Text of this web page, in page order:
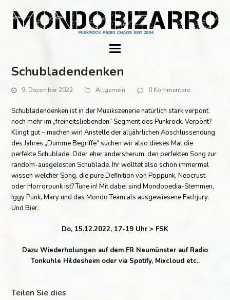
Schubladendenken
9. Dezember 2022 Allgemein 0 Kommentare
Schubladendenken ist in der Musikszenerie natürlich stark verpönt,
noch mehr im „freiheitsliebenden“ Segment des Punkrock. Verpönt?
Klingt gut – machen wir! Anstelle der alljährlichen Abschlussendung
des Jahres „Dumme Begriffe“ suchen wir also dieses Mal die
perfekte Schublade. Oder eher andersherum, den perfekten Song zur
random-ausgelosten Schublade. Ihr wolltet also schon immermal
wissen welcher Song, die pure Definition von Poppunk, Neocrust
oder Horrorpunk ist? Tune in! Mit dabei sind Mondopedia-Stemmen,
Iggy Punk, Mary und das Mondo Team als ausgewiesene Fachjury.
Und Bier.
Do, 15.12.2022, 17-19 Uhr > FSK
Dazu Wiederholungen auf dem FR Neumünster auf Radio
Tonkuhle Hildesheim oder via Spotify, Mixcloud etc..
Teilen Sie dies